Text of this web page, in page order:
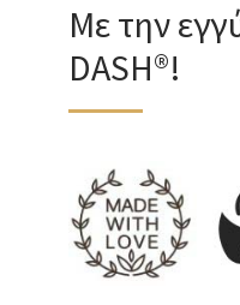
Με την
DASH®!